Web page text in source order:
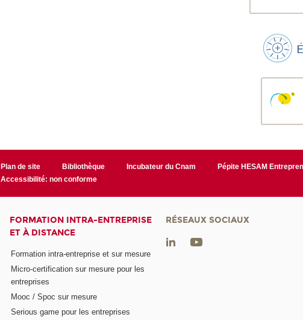
Plan de site Bibliothèque Incubateur du Cnam Pépite HESAM
Accessibilité: non conforme
FORMATION INTRA-ENTREPRISE
ET À DISTANCE
Formation intra-entreprise et sur mesure
Micro-certification sur mesure pour les
entreprises
Mooc / Spoc sur mesure
Serious game pour les entreprises
RÉSEAUX SOCIAUX